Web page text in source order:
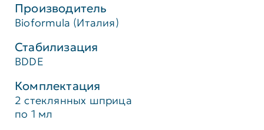
Производитель
Bioformula (Италия)
Стабилизация
BDDE
Комплектация
2 стеклянных шприца
по 1 мл